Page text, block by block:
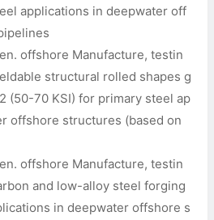
applications in deepwater off
offshore Manufacture, testin
structural rolled shapes g
(50-70 KSI) for primary steel ap
offshore structures (based on
offshore Manufacture, testin
and low-alloy steel forging
in deepwater offshore s